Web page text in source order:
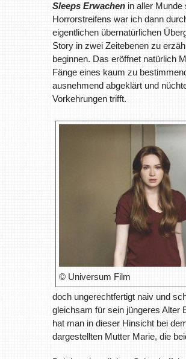
Sleeps Erwachen in aller
Horrorstreifens war ich dann
eigentlichen übernatürlichen
Story in zwei Zeitebenen zu
beginnen. Das eröffnet natürlich
Fänge eines kaum zu
ausnehmend abgeklärt und
Vorkehrungen trifft.
© Universum Film
doch ungerechtfertigt naiv und
gleichsam für sein jüngeres Alter
hat man in dieser Hinsicht bei
dargestellten Mutter Marie, die